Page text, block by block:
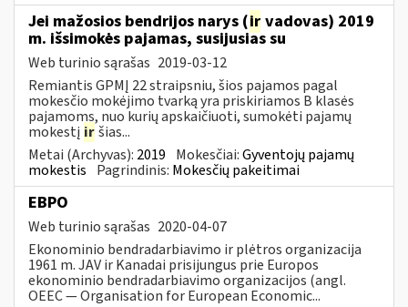
Jei mažosios bendrijos narys (ir vadovas) 2019
m. išsimokės pajamas, susijusias su
Web turinio sąrašas 2019-03-12
Remiantis GPMĮ 22 straipsniu, šios pajamos pagal
mokesčio mokėjimo tvarką yra priskiriamos B klasės
pajamoms, nuo kurių apskaičiuoti, sumokėti pajamų
mokestį iršias...
Metai (Archyvas): 2019 Mokesčiai:Gyventojų pajamų
mokestis Pagrindinis: Mokesčių pakeitimai
EBPO
Web turinio sąrašas 2020-04-07
Ekonominio bendradarbiavimo ir plėtros organizacija
1961 m. JAV ir Kanadai prisijungus prie Europos
ekonominio bendradarbiavimo organizacijos (angl.
OEEC — Organisation for European Economic...